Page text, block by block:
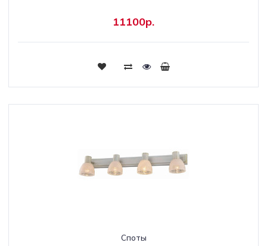
11100р.
Споты